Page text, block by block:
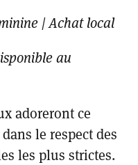
| Achat local
au
adoreront ce
le respect des
les plus strictes.